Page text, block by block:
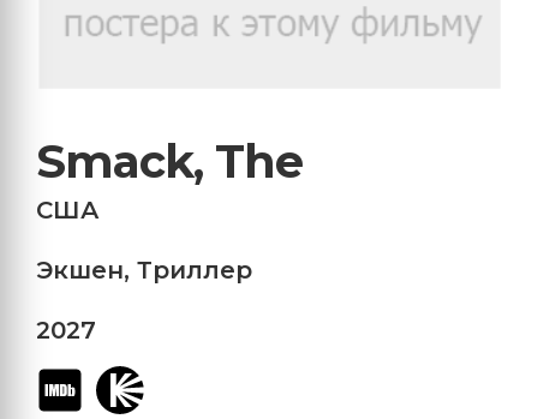
Smack, The
США
Экшен, Триллер
2027